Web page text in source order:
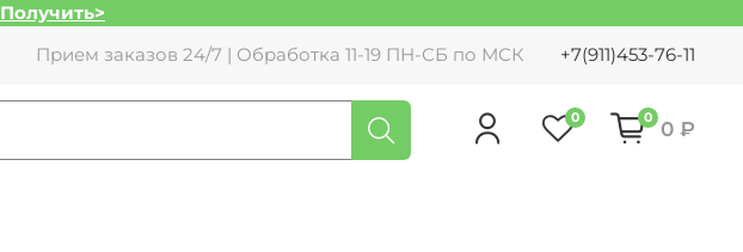
Получить>
Прием заказов 24/7 | Обработка 11-19 ПН-СБ по МСК +7(911)453-76-11
0 0 0 ₽